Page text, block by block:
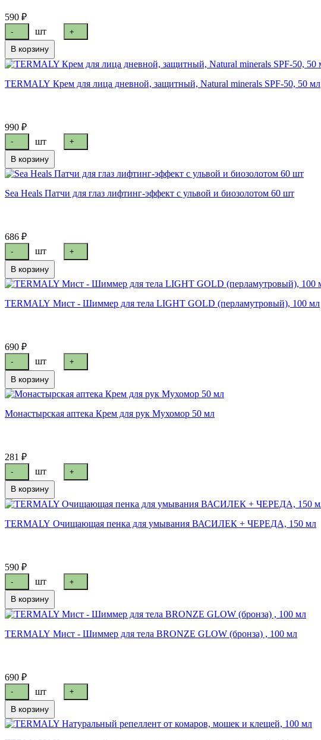
590 ₽
- шт +
В корзину
TERMALY Крем для лица дневной, защитный, Natural minerals SPF-50, 50 мл
990 ₽
- шт +
В корзину
Sea Heals Патчи для глаз лифтинг-эффект с ульвой и биозолотом 60 шт
686 ₽
- шт +
В корзину
TERMALY Мист - Шиммер для тела LIGHT GOLD (перламутровый), 100 мл
690 ₽
- шт +
В корзину
Монастырская аптека Крем для рук Мухомор 50 мл
281 ₽
- шт +
В корзину
TERMALY Очищающая пенка для умывания ВАСИЛЕК + ЧЕРЕДА, 150 мл
590 ₽
- шт +
В корзину
TERMALY Мист - Шиммер для тела BRONZE GLOW (бронза) , 100 мл
690 ₽
- шт +
В корзину